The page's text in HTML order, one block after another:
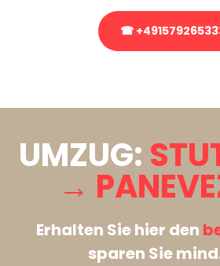
☎
UMZUG:
→
Erhalten Sie hier den
sparen Sie